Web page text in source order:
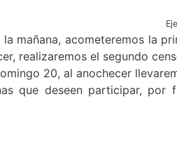
mañana, acometeremos la
realizaremos el segundo
20, al anochecer
que deseen participar,